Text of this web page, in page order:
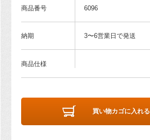
商品番号 6096
納期 3〜6営業日で発送
商品仕様
買い物カゴに入れる